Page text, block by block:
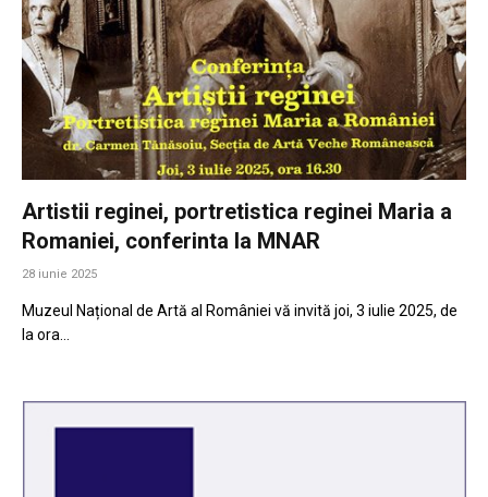
Artistii reginei, portretistica reginei Maria a
Romaniei, conferinta la MNAR
28 iunie 2025
Muzeul Național de Artă al României vă invită joi, 3 iulie 2025, de
la ora…